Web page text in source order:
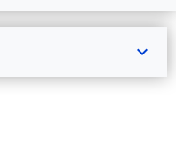
expand_more